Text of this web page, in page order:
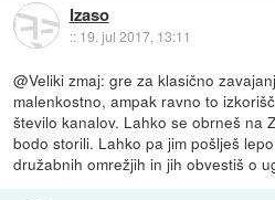
Izaso
:: 19. jul 2017, 13:11
@Veliki zmaj: gre za klasično
malenkostno, ampak ravno to
število kanalov. Lahko se obrneš na
bodo storili. Lahko pa jim pošlješ
družabnih omrežjih in jih obvestiš o